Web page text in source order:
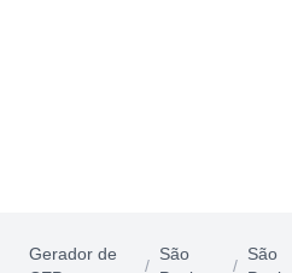
Gerador de
/
São
/
São